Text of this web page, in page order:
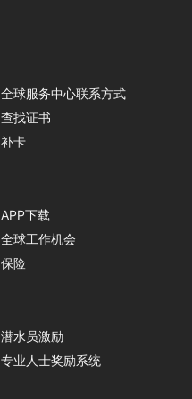
全球服务中心联系方式
查找证书
补卡
APP下载
全球工作机会
保险
潜水员激励
专业人士奖励系统